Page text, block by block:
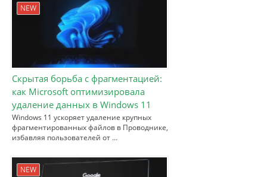
NEW
Скрытая борьба с фрагментацией:
как Microsoft оптимизировала
удаление данных в Windows 11
Windows 11 ускоряет удаление крупных
фрагментированных файлов в Проводнике,
избавляя пользователей от …
NEW